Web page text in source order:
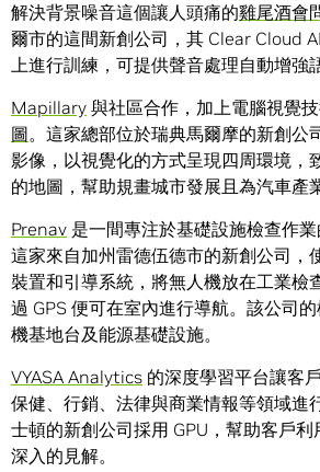
解決背景噪音這個讓人頭痛的雞尾酒會
爾市的這間新創公司，其 Clear Cloud
上進行訓練，可提供聲音處理自動增強
Mapillary 與社區合作，加上電腦視覺
圖。這家總部位於瑞典馬爾摩的新創公
影像，以視覺化的方式呈現四周環境，
的地圖，幫助規畫城市發展且為汽車產
Prenav 是一間專注於基礎設施檢查作業
這家來自加州雷德伍德市的新創公司，
裝置和引導系統，將無人機放在工業檢
過 GPS 便可在室內進行導航。該公司
機基地台及能源基礎設施。
VYASA Analytics 的深度學習平台讓客
保健、行銷、法律與商業情報等領域進
士頓的新創公司採用 GPU，幫助客戶
深入的見解。